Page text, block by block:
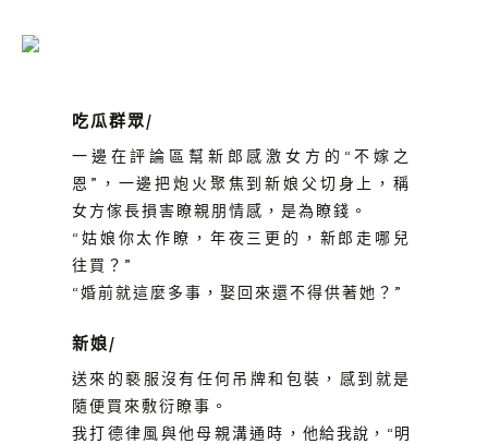
吃瓜群眾/
一邊在評論區幫新郎感激女方的“不嫁之
恩 ” ，一邊把炮火聚焦到新娘父切身上，稱
女方傢長損害瞭親朋情感，是為瞭錢。
“姑娘你太作瞭，年夜三更的，新郎走哪兒
往買？”
“婚前就這麼多事，娶回來還不得供著她？”
新娘/
送來的褻服沒有任何吊牌和包裝，感到就是
隨便買來敷衍瞭事。
我打德律風與他母親溝通時，他給我說， “明